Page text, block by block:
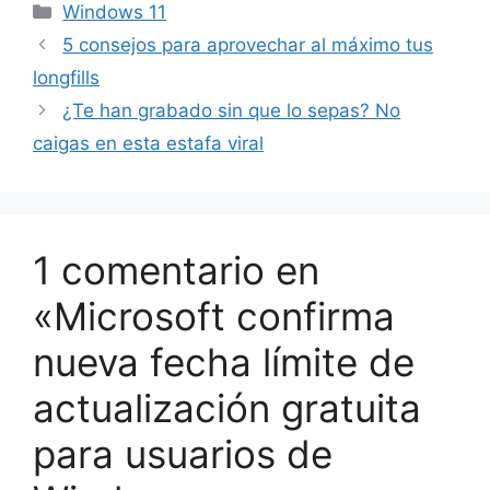
Categorías
Windows 11
5 consejos para aprovechar al máximo tus
longfills
¿Te han grabado sin que lo sepas? No
caigas en esta estafa viral
1 comentario en
«Microsoft confirma
nueva fecha límite de
actualización gratuita
para usuarios de